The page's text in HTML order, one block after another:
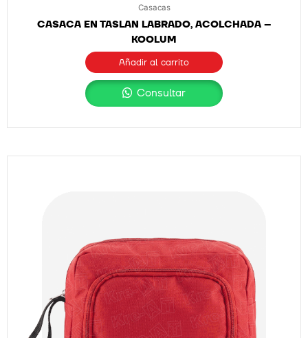
Casacas
CASACA EN TASLAN LABRADO, ACOLCHADA –
KOOLUM
Añadir al carrito
Consultar